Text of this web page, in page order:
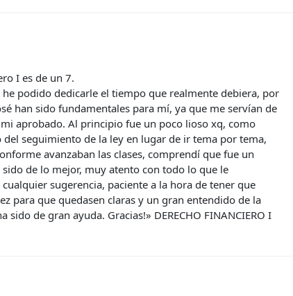
I es de un 7.
podido dedicarle el tiempo que realmente debiera, por
han sido fundamentales para mí, ya que me servían de
aprobado. Al principio fue un poco lioso xq, como
seguimiento de la ley en lugar de ir tema por tema,
avanzaban las clases, comprendí que fue un
de lo mejor, muy atento con todo lo que le
sugerencia, paciente a la hora de tener que
para que quedasen claras y un gran entendido de la
de gran ayuda. Gracias!» DERECHO FINANCIERO I